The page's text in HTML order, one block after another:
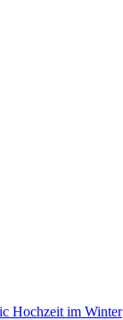
Hochzeit im Winter